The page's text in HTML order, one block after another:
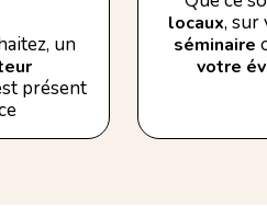
un
présent
locaux, sur
séminaire
votre